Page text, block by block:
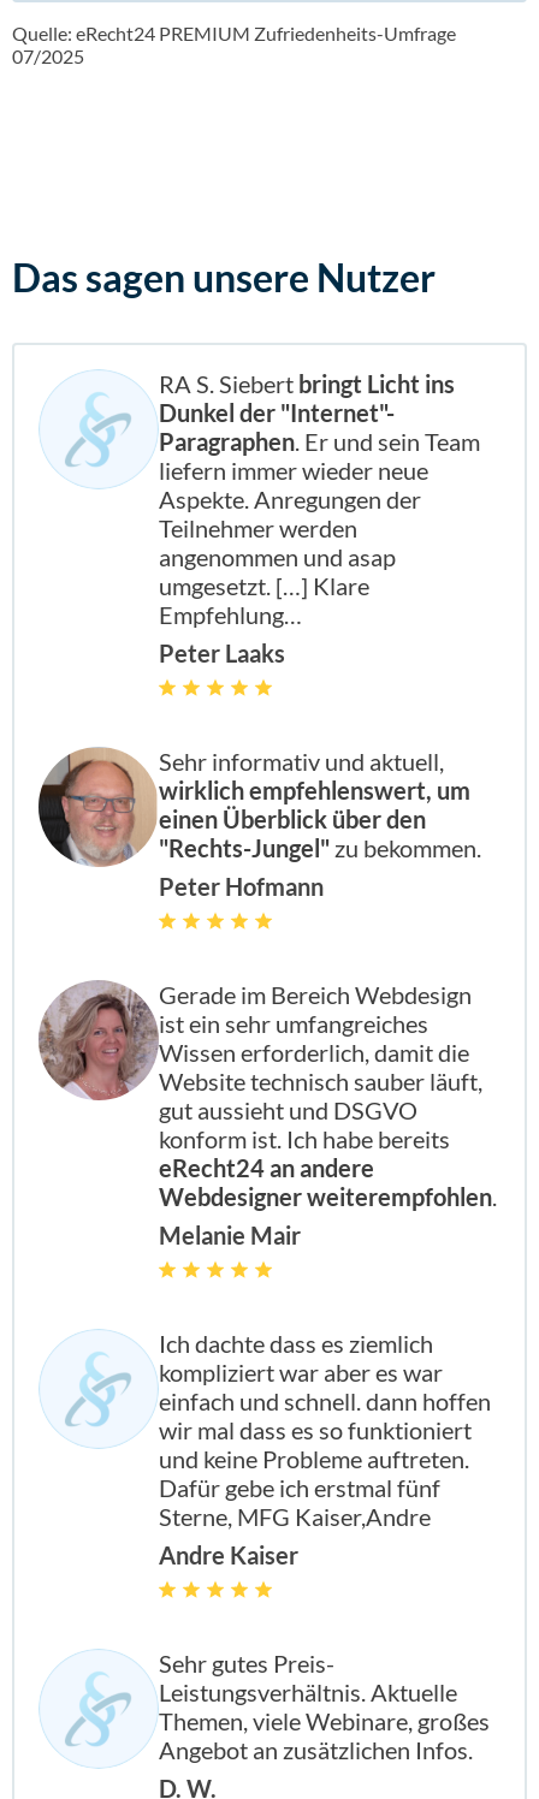
Quelle: eRecht24 PREMIUM Zufriedenheits-Umfrage
07/2025
Das sagen unsere Nutzer
RA S. Siebert bringt Licht ins
Dunkel der "Internet"-
Paragraphen. Er und sein Team
liefern immer wieder neue
Aspekte. Anregungen der
Teilnehmer werden
angenommen und asap
umgesetzt. […] Klare
Empfehlung…
Peter Laaks
Sehr informativ und aktuell,
wirklich empfehlenswert, um
einen Überblick über den
"Rechts-Jungel" zu bekommen.
Peter Hofmann
Gerade im Bereich Webdesign
ist ein sehr umfangreiches
Wissen erforderlich, damit die
Website technisch sauber läuft,
gut aussieht und DSGVO
konform ist. Ich habe bereits
eRecht24 an andere
Webdesigner weiterempfohlen.
Melanie Mair
Ich dachte dass es ziemlich
kompliziert war aber es war
einfach und schnell. dann hoffen
wir mal dass es so funktioniert
und keine Probleme auftreten.
Dafür gebe ich erstmal fünf
Sterne, MFG Kaiser,Andre
Andre Kaiser
Sehr gutes Preis-
Leistungsverhältnis. Aktuelle
Themen, viele Webinare, großes
Angebot an zusätzlichen Infos.
D. W.